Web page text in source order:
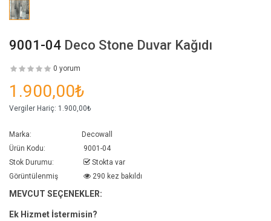
9001-04 Deco Stone Duvar Kağıdı
0 yorum
1.900,00₺
Vergiler Hariç: 1.900,00₺
Marka:
Decowall
Ürün Kodu:
9001-04
Stok Durumu:
Stokta var
Görüntülenmiş
290 kez bakıldı
MEVCUT SEÇENEKLER:
Ek Hizmet İstermisin?